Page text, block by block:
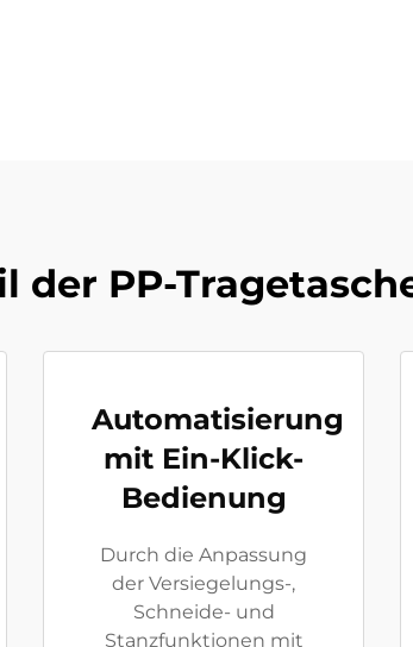
der PP-
Automatisierung
mit Ein-Klick-
Bedienung
Durch die Anpassung
der Versiegelungs-,
Schneide- und
Stanzfunktionen mit